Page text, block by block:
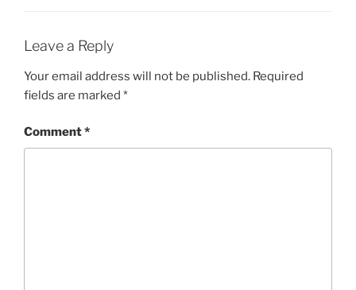
Leave a Reply
Your email address will not be published. Required
fields are marked *
Comment*